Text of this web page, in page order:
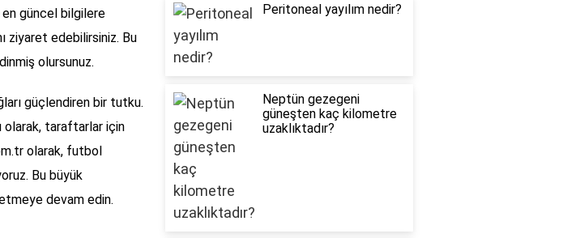
en güncel bilgilere
ziyaret edebilirsiniz. Bu
olursunuz.
güçlendiren bir tutku.
olarak, taraftarlar için
olarak, futbol
Bu büyük
devam edin.
Peritoneal yayılım nedir?
Neptün gezegeni
güneşten kaç kilometre
uzaklıktadır?